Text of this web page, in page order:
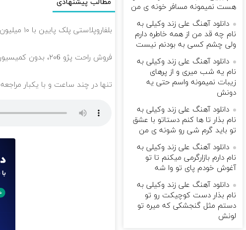
مطالب پیشنهادی
بلفاروپلاستی پلک پایین با ۱۰ میلیون تخفیف فقط 3۵ میلیون 👀
فروش راحت پژو ۲۰6، بدون کمیسیون و دردسر
تنها در چند ساعت و با یکبار مراجعه
هست نمیمونه مسافر خونه ی من
دانلود آهنگ علی زند وکیلی به
نام چه قد من از همه خاطره دارم
ولی چشم كسی به بودنم نیست
دانلود آهنگ علی زند وکیلی به
نام یه شب میرى و از پرهای
زيبات نمیمونه واسم حتی یه
دونش
دانلود آهنگ علی زند وکیلی به
نام بذار تا ها كنم دستاتو با عشق
تو باید گرم شی رو شونه ى من
دانلود آهنگ علی زند وکیلی به
نام دارم بازارگرمی میكنم تا تو
آغوش خودم پای تو وا شه
دانلود آهنگ علی زند وکیلی به
نام بذار دست كوچیكت رو تو
دستم مثل گنجشكی كه میره تو
لونش